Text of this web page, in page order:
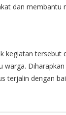
dan membantu
tersebut
terjalin dengan